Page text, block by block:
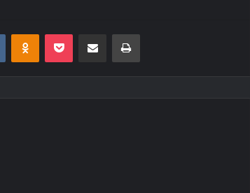
VKontakteOdnoklassniki
Pocket E-Posta ile paylaş Yazdır